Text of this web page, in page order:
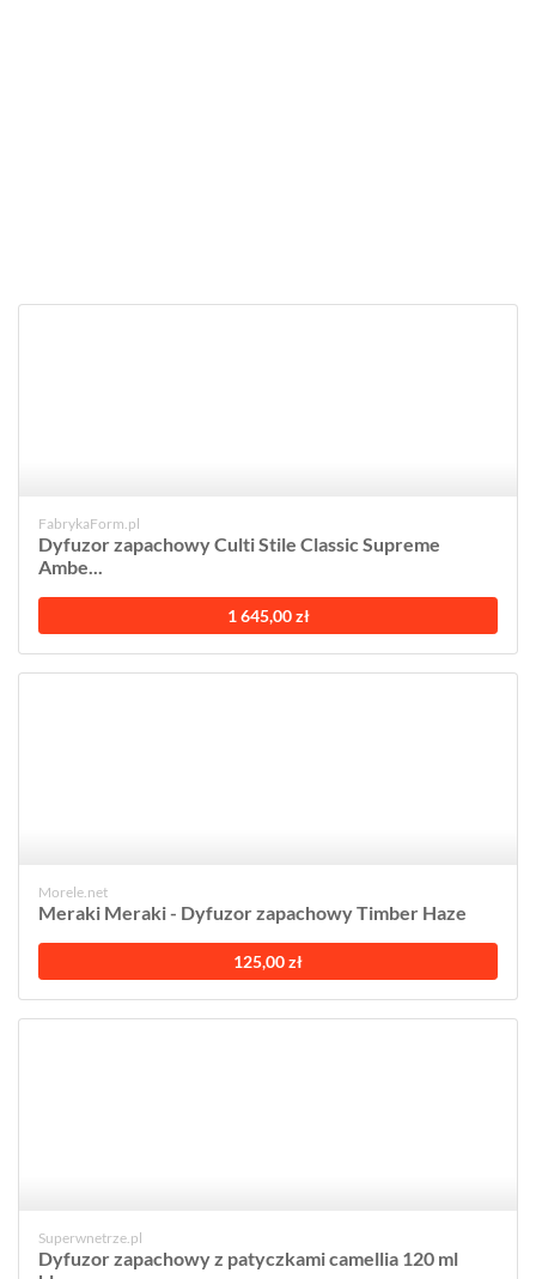
FabrykaForm.pl
Dyfuzor zapachowy Culti Stile Classic Supreme
Ambe...
1 645,00 zł
Morele.net
Meraki Meraki - Dyfuzor zapachowy Timber Haze
125,00 zł
Superwnetrze.pl
Dyfuzor zapachowy z patyczkami camellia 120 ml